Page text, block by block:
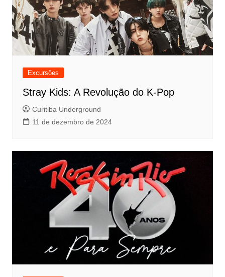
Excursões
Stray Kids: A Revolução do K-Pop
Curitiba Underground
11 de dezembro de 2024